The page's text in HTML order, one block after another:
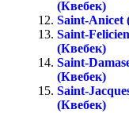
(Квебек)
Saint-Anicet
Saint-
(Квебек)
Saint-
(Квебек)
Saint-
(Квебек)